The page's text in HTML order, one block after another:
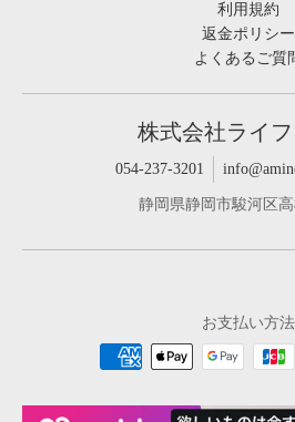
利用規約
返金ポリシー
よくあるご質
株式会社ライ
054-237-3201
静岡県静岡市駿河区高
お支払い方法